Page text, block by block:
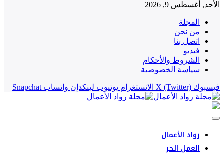
الأحد, أغسطس 9, 2026
المجلة
من نحن
اتصل بنا
فيديو
الشروط والأحكام
سياسة الخصوصية
فيسبوك X (Twitter) الانستغرام يوتيوب لينكدإن واتساب Snapchat
رواد الأعمال
العمل الحر